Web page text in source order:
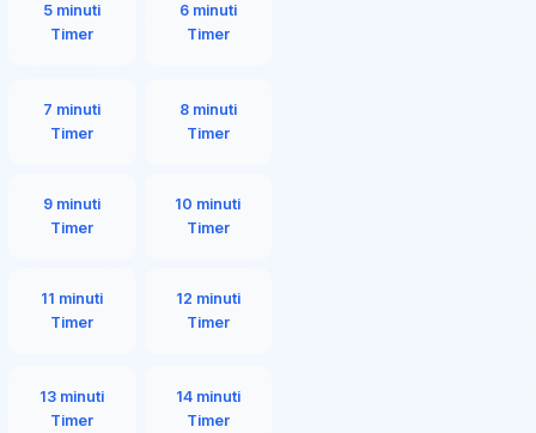
5 minuti
Timer
6 minuti
Timer
7 minuti
Timer
8 minuti
Timer
9 minuti
Timer
10 minuti
Timer
11 minuti
Timer
12 minuti
Timer
13 minuti
Timer
14 minuti
Timer